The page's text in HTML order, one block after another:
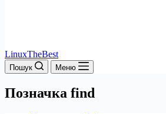
LinuxTheBest
Пошук Меню
Позначка find